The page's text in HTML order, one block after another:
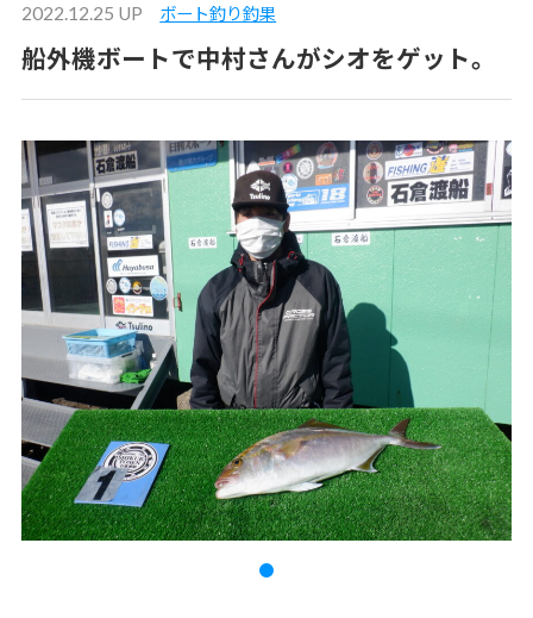
2022.12.25 UP ボート釣り釣果
船外機ボートで中村さんがシオをゲット。